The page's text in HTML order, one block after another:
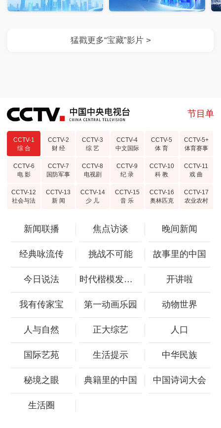
节目单
CCTV-1
综 合
CCTV-2
财 经
CCTV-3
综 艺
CCTV-4
中文国际
CCTV-5
体 育
CCTV-5+
体育赛事
CCTV-6
电 影
CCTV-7
国防军事
CCTV-8
电视剧
CCTV-9
纪 录
CCTV-10
科 教
CCTV-11
戏 曲
CCTV-12
社会与法
CCTV-13
新 闻
CCTV-14
少 儿
CCTV-15
音 乐
CCTV-16
奥林匹克
CCTV-17
农业农村
新闻联播 焦点访谈 晚间新闻
经典咏流传 挑战不可能 故事里的中国
今日说法 时代楷模发布厅 开讲啦
我有传家宝 第一动画乐园 动物世界
人与自然 正大综艺 人口
国际艺苑 生活提示 中华民族
秘境之眼 典籍里的中国 中国诗词大会
生活圈